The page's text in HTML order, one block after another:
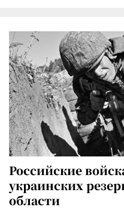
Российские
украинских
области